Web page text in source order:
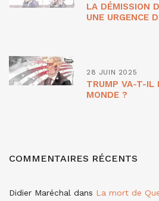
LA DÉMISSION
UNE URGENCE
28 JUIN 2025
TRUMP VA-T-IL
MONDE ?
COMMENTAIRES RÉCENTS
Didier Maréchal dans La mort de